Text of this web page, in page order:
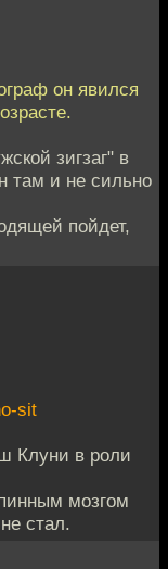
он явился
зигзаг" в
там и не сильно
пойдет,
sit
Клуни в роли
мозгом
стал.